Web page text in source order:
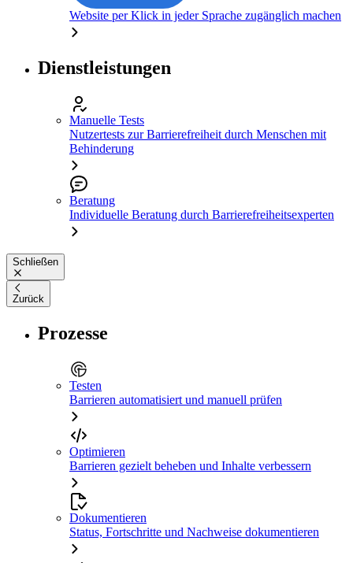
Website per Klick in jeder Sprache zugänglich machen
Dienstleistungen
Manuelle Tests
Nutzertests zur Barrierefreiheit durch Menschen mit
Behinderung
Beratung
Individuelle Beratung durch Barrierefreiheitsexperten
Schließen
Zurück
Prozesse
Testen
Barrieren automatisiert und manuell prüfen
Optimieren
Barrieren gezielt beheben und Inhalte verbessern
Dokumentieren
Status, Fortschritte und Nachweise dokumentieren